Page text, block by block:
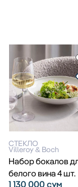
СТЕКЛО
Villeroy & Boch
Набор бокалов
белого вина 4 шт.
1 130 000сум